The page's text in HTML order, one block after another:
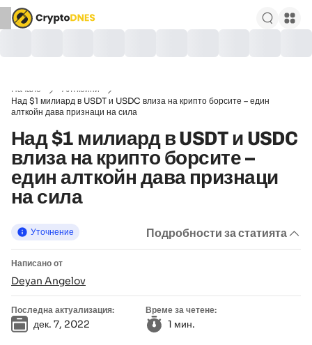
Начало
Алткойни
Над $1 милиард в USDT и USDC влиза на крипто борсите – един
алткойн дава признаци на сила
Над $1 милиард в USDT и USDC
влиза на крипто борсите –
един алткойн дава признаци
на сила
Уточнение Подробности за статията
Написано от
Deyan Angelov
Последна актуализация:
дек. 7, 2022
Време за четене:
1 мин.